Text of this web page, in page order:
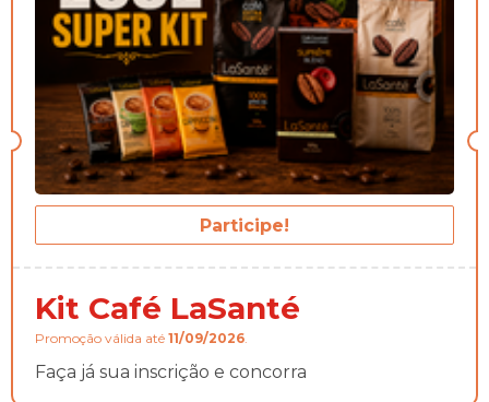
Participe!
Kit Café LaSanté
Promoção válida até 11/09/2026
Faça já sua inscrição e concorra